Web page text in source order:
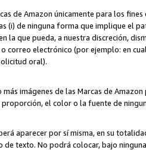
de Amazon únicamente para los
(i) de ninguna forma que implique el
la que pueda, a nuestra discreción,
correo electrónico (por ejemplo: en
oral).
imágenes de las Marcas de
el color o la fuente de
aparecer por sí misma, en su
de texto. No podrá colocar, bajo